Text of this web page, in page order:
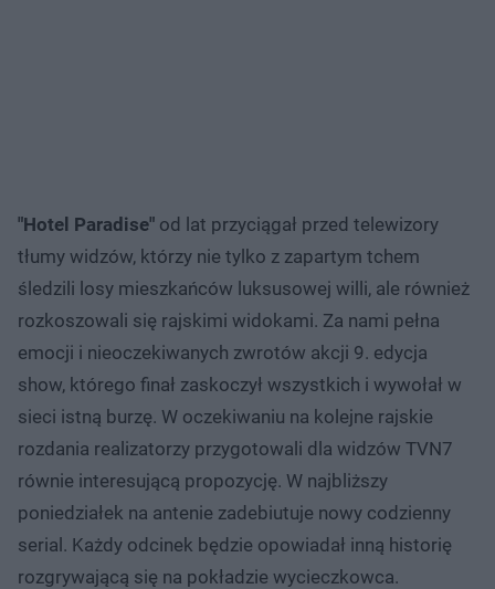
"Hotel Paradise" od lat przyciągał przed telewizory
tłumy widzów, którzy nie tylko z zapartym tchem
śledzili losy mieszkańców luksusowej willi, ale również
rozkoszowali się rajskimi widokami. Za nami pełna
emocji i nieoczekiwanych zwrotów akcji 9. edycja
show, którego finał zaskoczył wszystkich i wywołał w
sieci istną burzę. W oczekiwaniu na kolejne rajskie
rozdania realizatorzy przygotowali dla widzów TVN7
równie interesującą propozycję. W najbliższy
poniedziałek na antenie zadebiutuje nowy codzienny
serial. Każdy odcinek będzie opowiadał inną historię
rozgrywającą się na pokładzie wycieczkowca.